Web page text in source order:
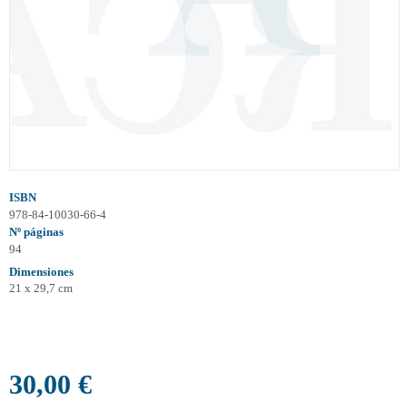
ISBN
978-84-10030-66-4
Nº páginas
94
Dimensiones
21 x 29,7 cm
30,00 €